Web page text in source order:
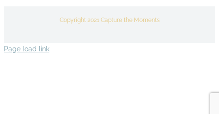
Copyright 2021 Capture the Moments
Page load link